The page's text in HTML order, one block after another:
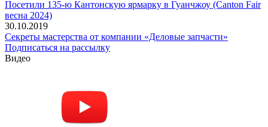
Посетили 135-ю Кантонскую ярмарку в Гуанчжоу (Canton Fair
весна 2024)
30.10.2019
Секреты мастерства от компании «Деловые запчасти»
Подписаться на рассылку
Видео